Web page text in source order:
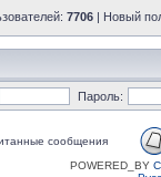
7706 | Новый
Пароль:
сообщения
POWERED_BY